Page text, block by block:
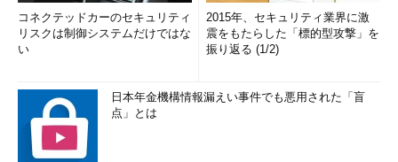
コネクテッドカーのセキュリティ
リスクは制御システムだけではな
い
2015年、セキュリティ業界に激
震をもたらした「標的型攻撃」を
振り返る (1/2)
日本年金機構情報漏えい事件でも悪用された「盲
点」とは